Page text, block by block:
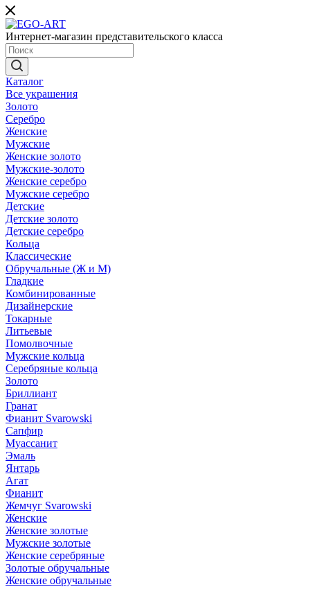
Интернет-магазин представительского класса
Каталог
Все украшения
Золото
Серебро
Женские
Мужские
Женские золото
Мужские-золото
Женские серебро
Мужские серебро
Детские
Детские золото
Детские серебро
Кольца
Классические
Обручальные (Ж и М)
Гладкие
Комбинированные
Дизайнерские
Токарные
Литьевые
Помолвочные
Мужские кольца
Серебряные кольца
Золото
Бриллиант
Гранат
Фианит Svarowski
Сапфир
Муассанит
Эмаль
Янтарь
Агат
Фианит
Жемчуг Svarowski
Женские
Женские золотые
Мужские золотые
Женские серебряные
Золотые обручальные
Женские обручальные